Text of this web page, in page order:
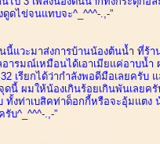
ดูดไข่จนแทบจะ^_^^^-.,-”
นี้แวะมาส่งการบ้านน้องต้นน้ำ ที่ร้า
ารมณ์เหมือนได้เอาเมียแค่อาบน้ำ
เรียกได้ว่ากำลังพอดีมือเลยครั
ดนี้ ผมให้น้องเกินร้อยเกินพันเลย
ทั้งท่าเบสิคท่าด็อกกี้หรือจะอุ้มแตง
บ^_^^^-.,-”